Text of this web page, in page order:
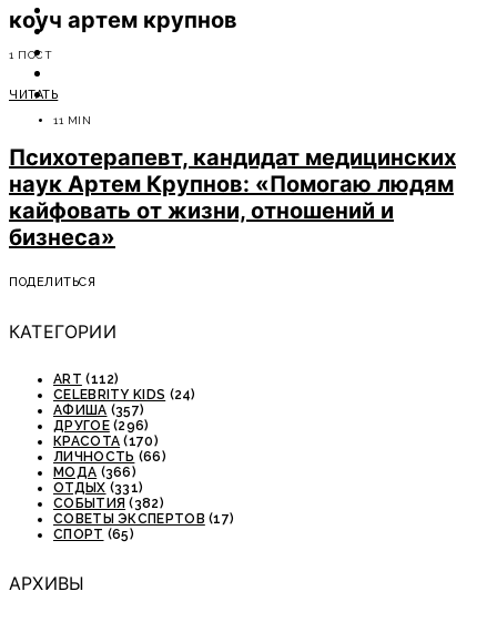
КРАСОТА
МОДА
СОВЕТЫ ЭКСПЕРТОВ
коуч артем крупнов
1 ПОСТ
ЧИТАТЬ
11 MIN
Психотерапевт, кандидат медицинских
наук Артем Крупнов: «Помогаю людям
кайфовать от жизни, отношений и
бизнеса»
ПОДЕЛИТЬСЯ
КАТЕГОРИИ
ART (112)
CELEBRITY KIDS (24)
АФИША (357)
ДРУГОЕ(296)
КРАСОТА (170)
ЛИЧНОСТЬ (66)
МОДА (366)
ОТДЫХ (331)
СОБЫТИЯ (382)
СОВЕТЫ ЭКСПЕРТОВ (17)
СПОРТ (65)
АРХИВЫ